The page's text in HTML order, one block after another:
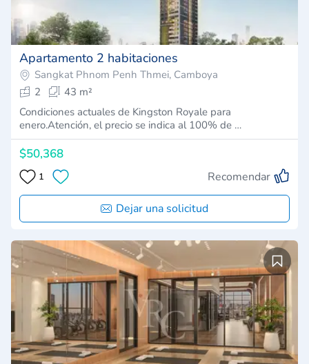
Apartamento 2 habitaciones
Sangkat Phnom Penh Thmei, Camboya
2
43 m²
Condiciones actuales de Kingston Royale para
enero.Atención, el precio se indica al 100% de …
$50,368
1 Recomendar
Dejar una solicitud